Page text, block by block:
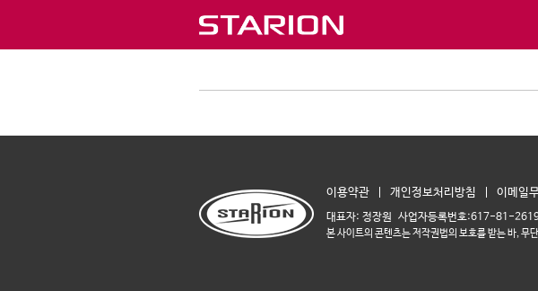
이용약관 개인정보처리방침 이메일
대표자: 정장원 사업자등록번호:617-81-
본 사이트의 콘텐츠는 저작권법의 보호를 받는 바, 무